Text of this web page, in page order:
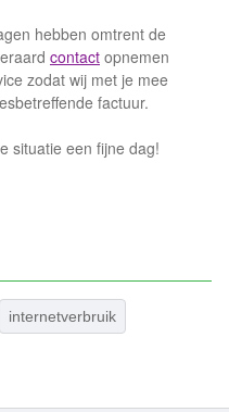
hebben omtrent de
contact opnemen
zodat wij met je mee
factuur.
situatie een fijne dag!
internetverbruik